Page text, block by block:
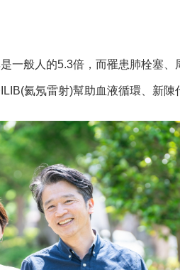
一般人的5.3倍，而罹患肺栓塞
氦氖雷射)幫助血液循環、新陳